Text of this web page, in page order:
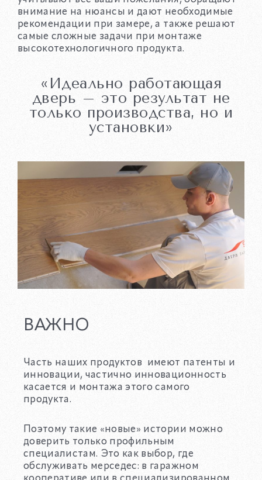
внимание на нюансы и дают необходимые
рекомендации при замере, а также решают
самые сложные задачи при монтаже
высокотехнологичного продукта.
«Идеально работающая
дверь – это результат не
только производства, но и
установки»
ВАЖНО
Часть наших продуктов имеют патенты и
инновации, частично инновационность
касается и монтажа этого самого
продукта.
Поэтому такие «новые» истории можно
доверить только профильным
специалистам. Это как выбор, где
обслуживать мерседес: в гаражном